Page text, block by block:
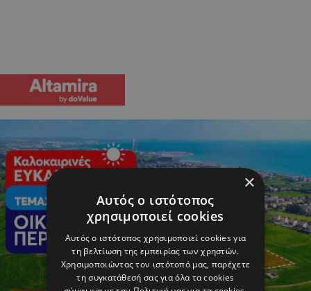
×
Αυτός ο ιστότοπος
χρησιμοποιεί cookies
Αυτός ο ιστότοπος χρησιμοποιεί cookies για
τη βελτίωση της εμπειρίας των χρηστών.
Χρησιμοποιώντας τον ιστότοπό μας, παρέχετε
τη συγκατάθεσή σας για όλα τα cookies